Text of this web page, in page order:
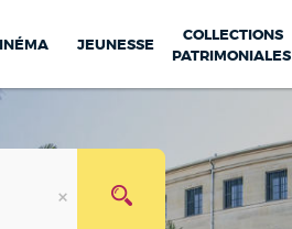
JEUNESSE
COLLECTIONS
PATRIMONIALES